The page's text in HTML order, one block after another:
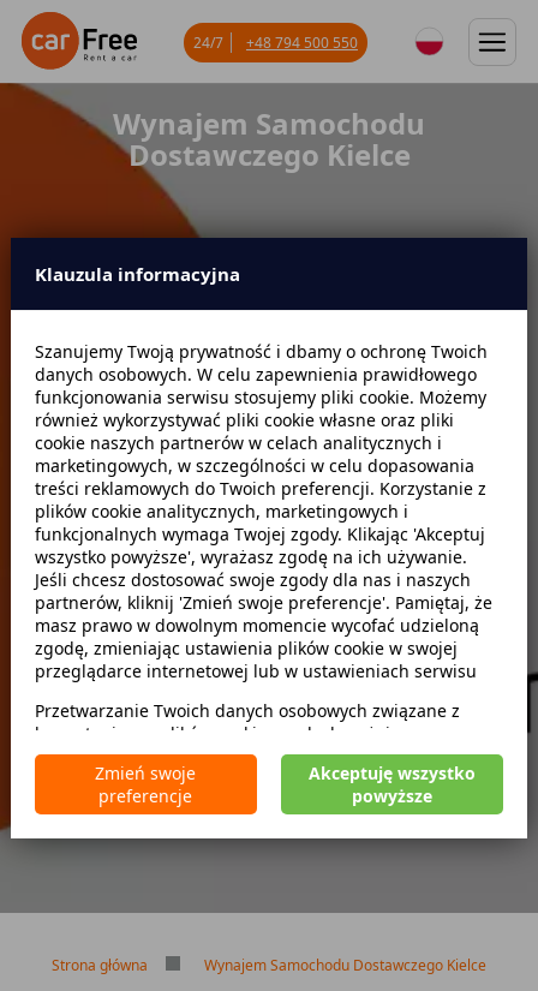
Wynajem Samochodu
Dostawczego Kielce
Data odbioru Godzina
Data zwrotu Godzina
Szukaj
zwróć w innym miejscu
Brak limitu kilometrów
Bezpłatne odwołanie rezerwacji
24/7 +48 794 500 550
Strona główna Wynajem Samochodu Dostawczego Kielce
Klauzula informacyjna
Szanujemy Twoją prywatność i dbamy o ochronę Twoich
danych osobowych. W celu zapewnienia prawidłowego
funkcjonowania serwisu stosujemy pliki cookie. Możemy
również wykorzystywać pliki cookie własne oraz pliki
cookie naszych partnerów w celach analitycznych i
marketingowych, w szczególności w celu dopasowania
treści reklamowych do Twoich preferencji. Korzystanie z
plików cookie analitycznych, marketingowych i
funkcjonalnych wymaga Twojej zgody. Klikając 'Akceptuj
wszystko powyższe', wyrażasz zgodę na ich używanie.
Jeśli chcesz dostosować swoje zgody dla nas i naszych
partnerów, kliknij 'Zmień swoje preferencje'. Pamiętaj, że
masz prawo w dowolnym momencie wycofać udzieloną
zgodę, zmieniając ustawienia plików cookie w swojej
przeglądarce internetowej lub w ustawieniach serwisu
Przetwarzanie Twoich danych osobowych związane z
korzystaniem z plików cookie w celach wyżej
wymienionych jest prowadzone przez CarFree sp. z o.o. z
siedzibą w Warszawie (02-677), ul. Cybernetyki 5,
będącego administratorem danych. W niektórych
dotyczące Twoich uprawnień, zawarte są w naszej
Zmień swoje
preferencje
Akceptuję wszystko
powyższe